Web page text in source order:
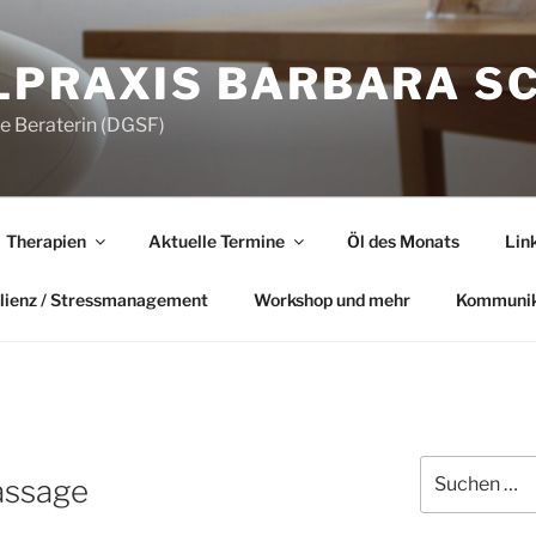
BARBARA
Beraterin (DGSF)
Therapien Aktuelle Termine Öl des Monats
/ Stressmanagement Workshop und mehr
nach: